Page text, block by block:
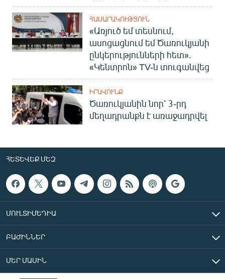
ՀԱՍԱՐԱԿՈՒԹՅՈՒՆ
«Առյուծ եմ տեսնում,
ասոցացնում եմ Ծառուկյանի
ընկերությունների հետ».
«Կենտրոն» TV-ն տուգանվեց
ԻՐԱՎՈՒՆՔ
Ծառուկյանին նոր՝ 3-րդ
մեղադրանքն է առաջադրվել
ՀԵՏԵՎԵՔ ՄԵԶ
ՄՈՒԼՏԻՄԵԴԻԱ
ԲԱԺԻՆՆԵՐ
ՄԵՐ ՄԱՍԻՆ